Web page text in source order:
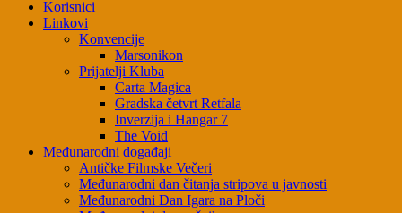
Korisnici
Linkovi
Konvencije
Marsonikon
Prijatelji Kluba
Carta Magica
Gradska četvrt Retfala
Inverzija i Hangar 7
The Void
Međunarodni događaji
Antičke Filmske Večeri
Međunarodni dan čitanja stripova u javnosti
Međunarodni Dan Igara na Ploči